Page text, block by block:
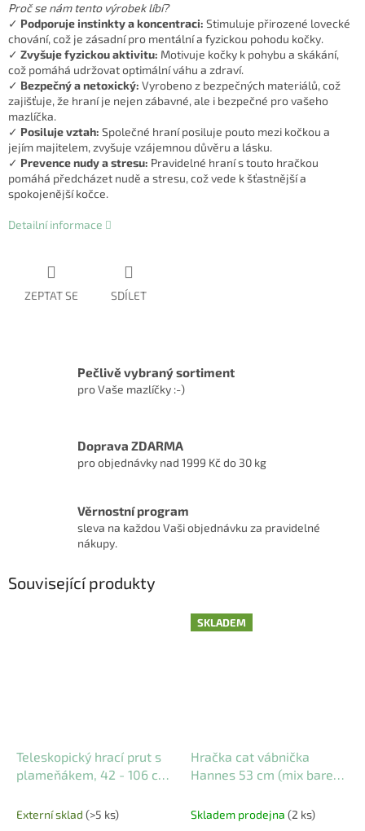
Proč se nám tento výrobek líbí?
✓ Podporuje instinkty a koncentraci: Stimuluje přirozené lovecké
chování, což je zásadní pro mentální a fyzickou pohodu kočky.
✓ Zvyšuje fyzickou aktivitu: Motivuje kočky k pohybu a skákání,
což pomáhá udržovat optimální váhu a zdraví.
✓ Bezpečný a netoxický: Vyrobeno z bezpečných materiálů, což
zajišťuje, že hraní je nejen zábavné, ale i bezpečné pro vašeho
mazlíčka.
✓ Posiluje vztah: Společné hraní posiluje pouto mezi kočkou a
jejím majitelem, zvyšuje vzájemnou důvěru a lásku.
✓ Prevence nudy a stresu: Pravidelné hraní s touto hračkou
pomáhá předcházet nudě a stresu, což vede k šťastnější a
spokojenější kočce.
Detailní informace
ZEPTAT SE SDÍLET
Pečlivě vybraný sortiment
pro Vaše mazlíčky :-)
Doprava ZDARMA
pro objednávky nad 1999 Kč do 30 kg
Věrnostní program
sleva na každou Vaši objednávku za pravidelné
nákupy.
Související produkty
Teleskopický hrací prut s
plameňákem, 42 - 106 cm,
Externí sklad (>5 ks)
SKLADEM
Hračka cat vábnička
Hannes 53 cm (mix barev)
Skladem prodejna (2 ks)